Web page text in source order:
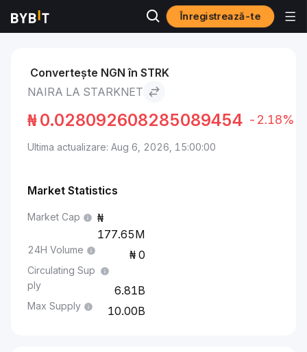
Înregistrează-te
Markets Starknet Price STRK Naira to Starknet
Convertește NGN în STRK
NAIRA LA STARKNET
₦0.028092608285089454 -2.18%
Ultima actualizare: Aug 6, 2026, 15:00:00
Market Statistics
Market Cap
177.65M
24H Volume 0
Circulating Sup
ply
6.81B
Max Supply 10.00B